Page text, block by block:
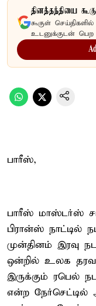
தினத்தந்தியை
கூகுள்
உடனுக்குடன் பெற
பாரீஸ்,
பாரீஸ் மாஸ்டர்ஸ்
பிரான்ஸ் நாட்டில்
முன்தினம் இரவு
ஒன்றில் உலக
இருக்கும் ரபெல்
என்ற